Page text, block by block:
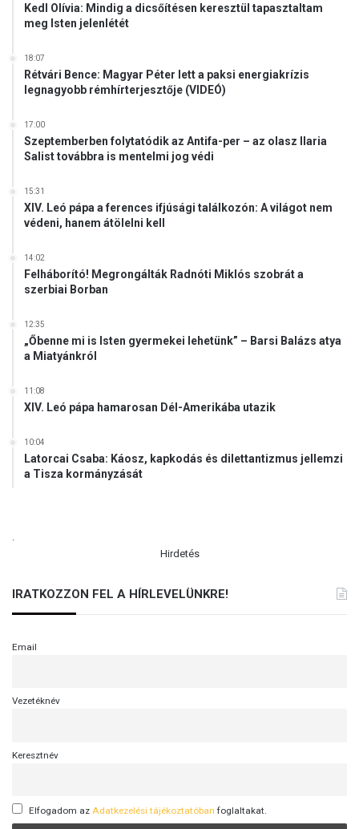
Kedl Olívia: Mindig a dicsőítésen keresztül tapasztaltam
meg Isten jelenlétét
18:07
Rétvári Bence: Magyar Péter lett a paksi energiakrízis
legnagyobb rémhírterjesztője (VIDEÓ)
17:00
Szeptemberben folytatódik az Antifa-per – az olasz Ilaria
Salist továbbra is mentelmi jog védi
15:31
XIV. Leó pápa a ferences ifjúsági találkozón: A világot nem
védeni, hanem átölelni kell
14:02
Felháborító! Megrongálták Radnóti Miklós szobrát a
szerbiai Borban
12:35
„Őbenne mi is Isten gyermekei lehetünk” – Barsi Balázs atya
a Miatyánkról
11:08
XIV. Leó pápa hamarosan Dél-Amerikába utazik
10:04
Latorcai Csaba: Káosz, kapkodás és dilettantizmus jellemzi
a Tisza kormányzását
Hirdetés
IRATKOZZON FEL A HÍRLEVELÜNKRE!
Email
Vezetéknév
Keresztnév
Elfogadom az Adatkezelési tájékoztatóban foglaltakat.